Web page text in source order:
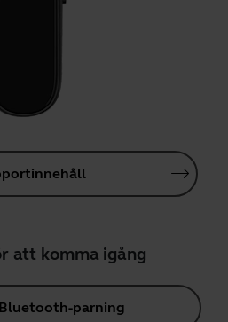
att komma igång
parning